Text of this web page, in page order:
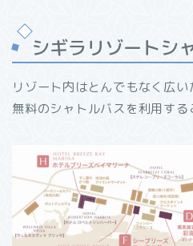
シギラリゾートシ
リゾート内はとんでもなく広
無料のシャトルバスを利用する